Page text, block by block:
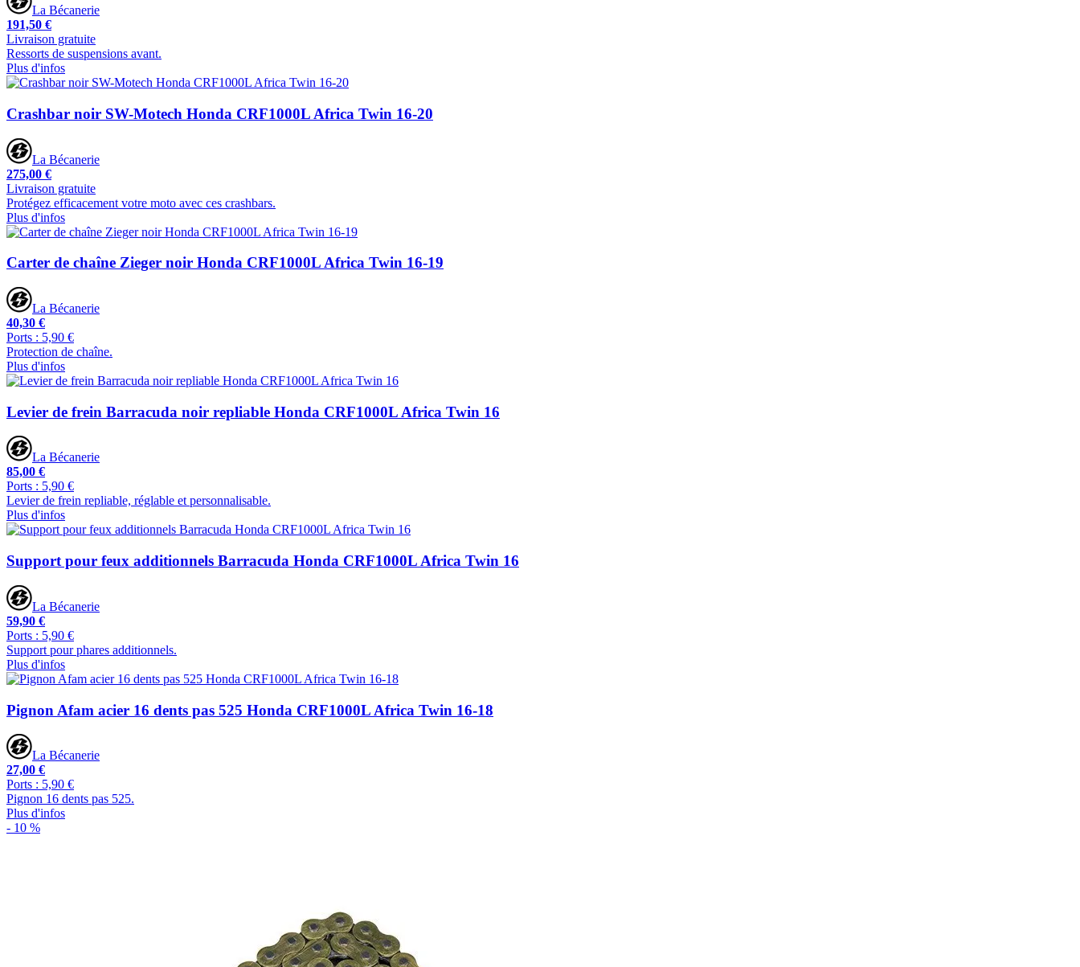
La Bécanerie
191,50 €
Livraison gratuite
Ressorts de suspensions avant.
Plus d'infos
Crashbar noir SW-Motech Honda CRF1000L Africa Twin 16-20
La Bécanerie
275,00 €
Livraison gratuite
Protégez efficacement votre moto avec ces crashbars.
Plus d'infos
Carter de chaîne Zieger noir Honda CRF1000L Africa Twin 16-19
La Bécanerie
40,30 €
Ports : 5,90 €
Protection de chaîne.
Plus d'infos
Levier de frein Barracuda noir repliable Honda CRF1000L Africa Twin 16
La Bécanerie
85,00 €
Ports : 5,90 €
Levier de frein repliable, réglable et personnalisable.
Plus d'infos
Support pour feux additionnels Barracuda Honda CRF1000L Africa Twin 16
La Bécanerie
59,90 €
Ports : 5,90 €
Support pour phares additionnels.
Plus d'infos
Pignon Afam acier 16 dents pas 525 Honda CRF1000L Africa Twin 16-18
La Bécanerie
27,00 €
Ports : 5,90 €
Pignon 16 dents pas 525.
Plus d'infos
- 10 %